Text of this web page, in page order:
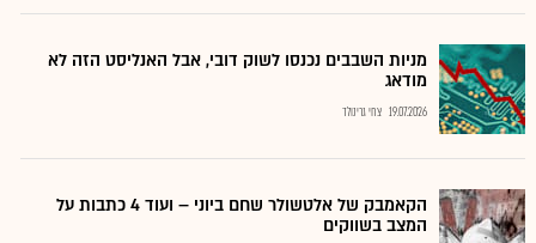
מניות השבבים נכנסו לשוק דובי, אבל האנליסט הזה לא
מודאג
19.07.2026 צחי גרינולד
הקאמבק של אלטשולר שחם ביוני – ועוד 4 כתבות על
המצב בשווקים